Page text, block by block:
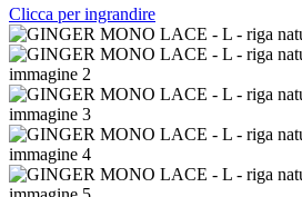
Clicca per ingrandire